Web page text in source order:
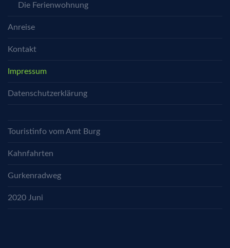
Die Ferienwohnung
Anreise
Kontakt
Impressum
Datenschutzerklärung
Touristinfo vom Amt Burg
Kahnfahrten
Gurkenradweg
2020 Juni